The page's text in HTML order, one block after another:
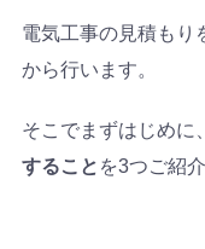
電気工事の見積もり
から行います。
そこでまずはじめに、
すること を3つご紹